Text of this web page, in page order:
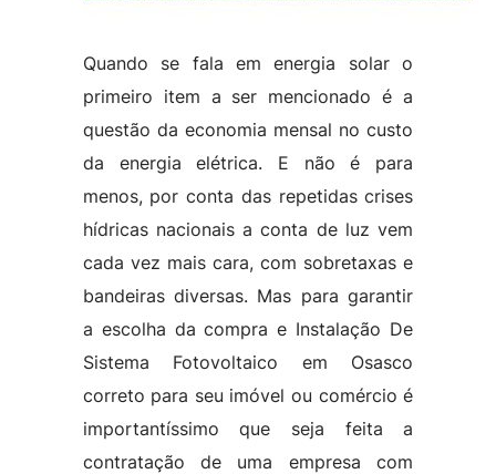
Quando se fala em energia solar o
primeiro item a ser mencionado é a
questão da economia mensal no custo
da energia elétrica. E não é para
menos, por conta das repetidas crises
hídricas nacionais a conta de luz vem
cada vez mais cara, com sobretaxas e
bandeiras diversas. Mas para garantir
a escolha da compra e Instalação De
Sistema Fotovoltaico em Osasco
correto para seu imóvel ou comércio é
importantíssimo que seja feita a
contratação de uma empresa com